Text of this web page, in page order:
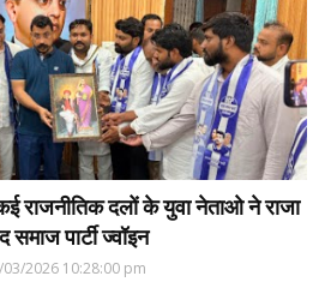
राजनीतिक दलों के युवा नेताओ ने राजा
पार्टी ज्वॉइन
03/2026 10:28:00 pm